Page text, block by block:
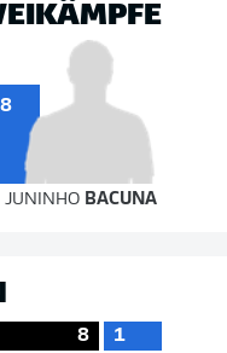
JUNINHO BACUNA
8 1